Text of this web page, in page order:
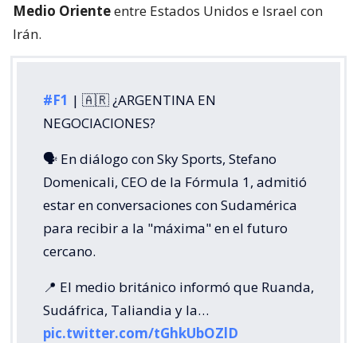
Medio Orienteentre Estados Unidos e Israel con
Irán.
#F1 | 🇦🇷 ¿ARGENTINA EN
NEGOCIACIONES?
🗣️ En diálogo con Sky Sports, Stefano
Domenicali, CEO de la Fórmula 1, admitió
estar en conversaciones con Sudamérica
para recibir a la "máxima" en el futuro
cercano.
📍 El medio británico informó que Ruanda,
Sudáfrica, Taliandia y la…
pic.twitter.com/tGhkUbOZlD